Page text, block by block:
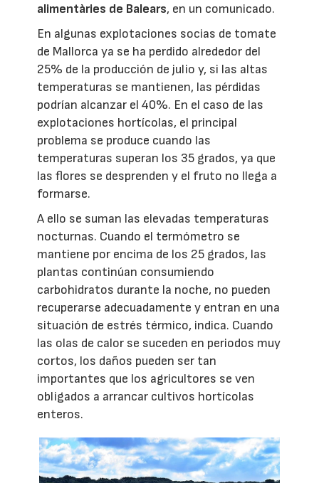
alimentàries de Balears, en un comunicado.
En algunas explotaciones socias de tomate
de Mallorca ya se ha perdido alrededor del
25% de la producción de julio y, si las altas
temperaturas se mantienen, las pérdidas
podrían alcanzar el 40%. En el caso de las
explotaciones hortícolas, el principal
problema se produce cuando las
temperaturas superan los 35 grados, ya que
las flores se desprenden y el fruto no llega a
formarse.
A ello se suman las elevadas temperaturas
nocturnas. Cuando el termómetro se
mantiene por encima de los 25 grados, las
plantas continúan consumiendo
carbohidratos durante la noche, no pueden
recuperarse adecuadamente y entran en una
situación de estrés térmico, indica. Cuando
las olas de calor se suceden en periodos muy
cortos, los daños pueden ser tan
importantes que los agricultores se ven
obligados a arrancar cultivos hortícolas
enteros.